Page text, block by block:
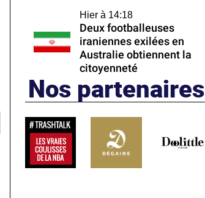
Hier à 14:18
Deux footballeuses
iraniennes exilées en
Australie obtiennent la
citoyenneté
Nos partenaires